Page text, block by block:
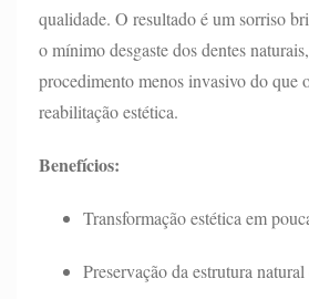
qualidade. O resultado é um sorriso
o mínimo desgaste dos dentes
procedimento menos invasivo do que
reabilitação estética.
Benefícios:
Transformação estética em
Preservação da estrutura natural